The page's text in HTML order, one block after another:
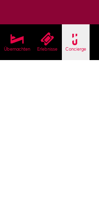
Übernachten Erlebnisse Concierge